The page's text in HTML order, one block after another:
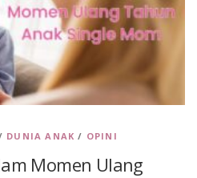
DUNIA ANAK / OPINI
Momen Ulang